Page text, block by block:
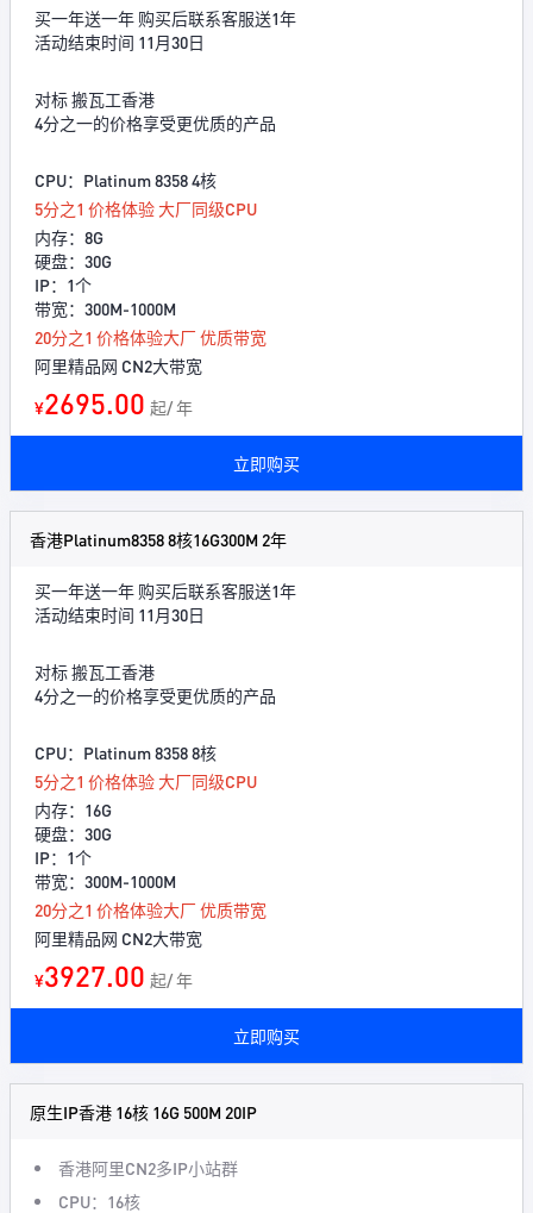
买一年送一年 购买后联系客服送1年
活动结束时间 11月30日
对标 搬瓦工香港
4分之一的价格享受更优质的产品
CPU：Platinum 8358 4核
5分之1 价格体验 大厂同级CPU
内存：8G
硬盘：30G
IP：1个
带宽：300M-1000M
20分之1 价格体验大厂 优质带宽
阿里精品网 CN2大带宽
¥2695.00 起/ 年
立即购买
香港Platinum8358 8核16G300M 2年
买一年送一年 购买后联系客服送1年
活动结束时间 11月30日
对标 搬瓦工香港
4分之一的价格享受更优质的产品
CPU：Platinum 8358 8核
5分之1 价格体验 大厂同级CPU
内存：16G
硬盘：30G
IP：1个
带宽：300M-1000M
20分之1 价格体验大厂 优质带宽
阿里精品网 CN2大带宽
¥3927.00 起/ 年
立即购买
原生IP香港 16核 16G 500M 20IP
香港阿里CN2多IP小站群
CPU：16核